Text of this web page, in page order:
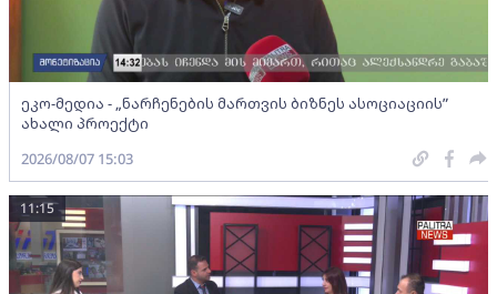
ეკო-მედია - „ნარჩენების მართვის ბიზნეს ასოციაციის”
ახალი პროექტი
2026/08/07 15:03
11:15